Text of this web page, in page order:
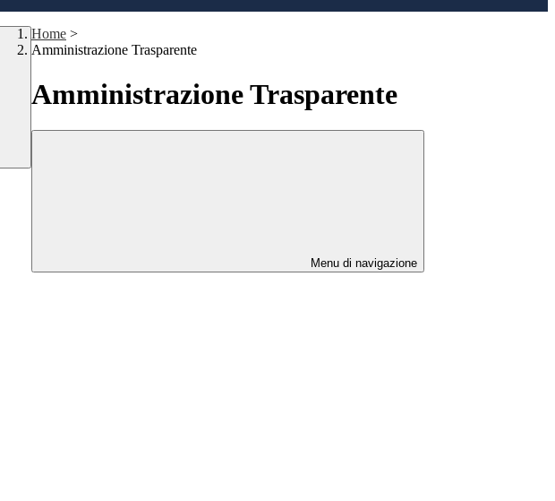
Home >
Amministrazione Trasparente
Amministrazione Trasparente
Menu di navigazione